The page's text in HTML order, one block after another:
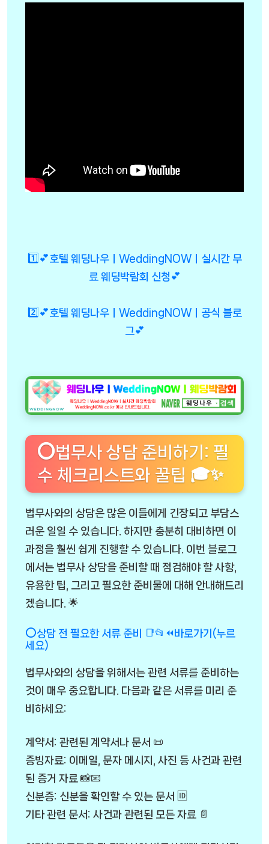
1️⃣💕호텔 웨딩나우ㅣWeddingNOWㅣ실시간 무
료 웨딩박람회 신청💕
2️⃣💕호텔 웨딩나우ㅣWeddingNOWㅣ공식 블로
그💕
⭕법무사 상담 준비하기: 필
수 체크리스트와 꿀팁 🎓✨
법무사와의 상담은 많은 이들에게 긴장되고 부담스
러운 일일 수 있습니다. 하지만 충분히 대비하면 이
과정을 훨씬 쉽게 진행할 수 있습니다. 이번 블로그
에서는 법무사 상담을 준비할 때 점검해야 할 사항,
유용한 팁, 그리고 필요한 준비물에 대해 안내해드리
겠습니다. 🌟
⭕상담 전 필요한 서류 준비 📑📂⏪바로가기(누르
세요)
법무사와의 상담을 위해서는 관련 서류를 준비하는
것이 매우 중요합니다. 다음과 같은 서류를 미리 준
비하세요:
계약서: 관련된 계약서나 문서 📜
증빙자료: 이메일, 문자 메시지, 사진 등 사건과 관련
된 증거 자료 📸📧
신분증: 신분을 확인할 수 있는 문서 🆔
기타 관련 문서: 사건과 관련된 모든 자료 📄